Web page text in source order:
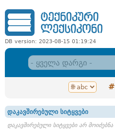
DB version: 2023-08-15 01:19:24
#
დაკავშირებული სიტყვები
დაკავშირებული სიტყვები არ მოიძებნა